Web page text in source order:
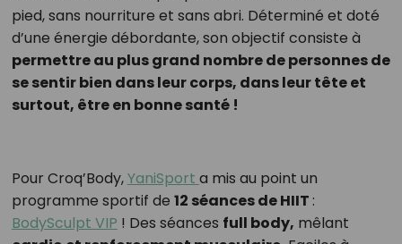
pied, sans nourriture et sans abri. Déterminé et doté
d’une énergie débordante, son objectif consiste à
permettre au plus grand nombre de personnes de
se sentir bien dans leur corps, dans leur tête et
surtout, être en bonne santé !
Pour Croq’Body,YaniSport a mis au point un
programme sportif de 12 séances de HIIT :
BodySculpt VIP ! Des séances full body, mêlant